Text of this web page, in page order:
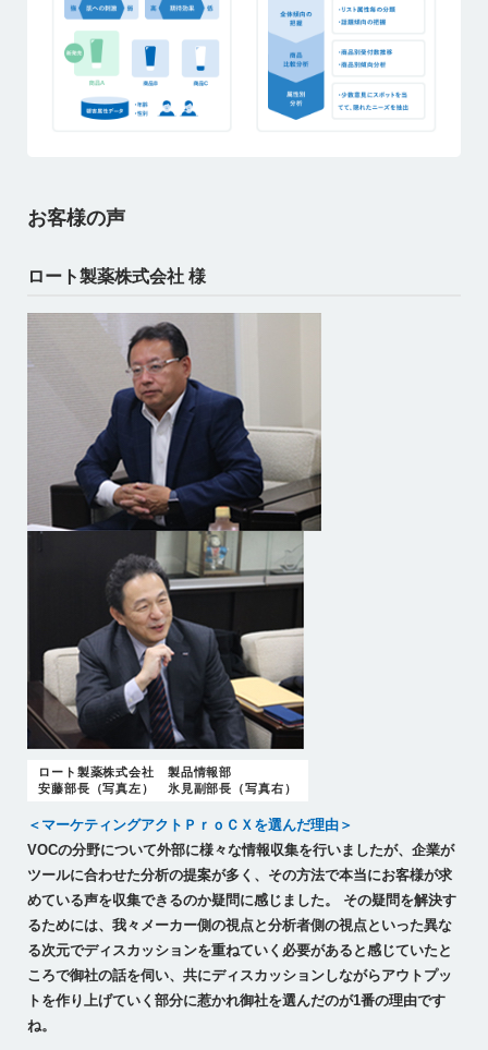
お客様の声
ロート製薬株式会社 様
ロート製薬株式会社 製品情報部
安藤部長（写真左） 氷見副部長（写真右）
＜マーケティングアクトＰｒｏＣＸを選んだ理由＞
VOCの分野について外部に様々な情報収集を行いましたが、企業が
ツールに合わせた分析の提案が多く、その方法で本当にお客様が求
めている声を収集できるのか疑問に感じました。 その疑問を解決す
るためには、我々メーカー側の視点と分析者側の視点といった異な
る次元でディスカッションを重ねていく必要があると感じていたと
ころで御社の話を伺い、共にディスカッションしながらアウトプッ
トを作り上げていく部分に惹かれ御社を選んだのが1番の理由です
ね。